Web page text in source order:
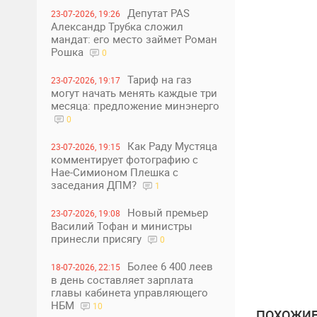
23-07-2026, 19:26
Депутат PAS
Александр Трубка сложил
мандат: его место займет Роман
Рошка
0
23-07-2026, 19:17
Тариф на газ
могут начать менять каждые три
месяца: предложение минэнерго
0
23-07-2026, 19:15
Как Раду Мустяца
комментирует фотографию с
Нае-Симионом Плешка с
заседания ДПМ?
1
23-07-2026, 19:08
Новый премьер
Василий Тофан и министры
принесли присягу
0
18-07-2026, 22:15
Более 6 400 леев
в день составляет зарплата
главы кабинета управляющего
НБМ
10